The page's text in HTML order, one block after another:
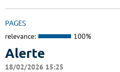
PAGES
relevance: 100%
Alerte
18/02/2026 15:25